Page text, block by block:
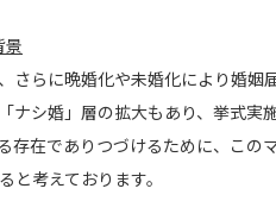
景
さらに晩婚化や未婚化により婚姻
ナシ婚」層の拡大もあり、挙式実
存在でありつづけるために、この
考えております。